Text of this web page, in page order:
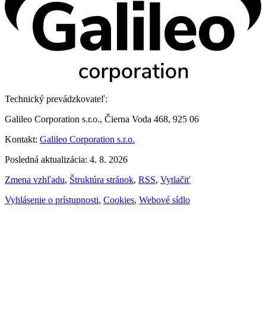
Technický prevádzkovateľ:
Galileo Corporation s.r.o., Čierna Voda 468, 925 06
Kontakt: Galileo Corporation s.r.o.
Posledná aktualizácia: 4. 8. 2026
Zmena vzhľadu, Štruktúra stránok, RSS, Vytlačiť
Vyhlásenie o prístupnosti, Cookies, Webové sídlo